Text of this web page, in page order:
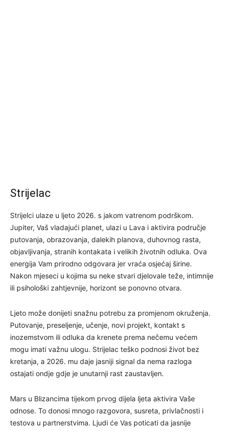
Strijelac
Strijelci ulaze u ljeto 2026. s jakom vatrenom podrškom.
Jupiter, Vaš vladajući planet, ulazi u Lava i aktivira područje
putovanja, obrazovanja, dalekih planova, duhovnog rasta,
objavljivanja, stranih kontakata i velikih životnih odluka. Ova
energija Vam prirodno odgovara jer vraća osjećaj širine.
Nakon mjeseci u kojima su neke stvari djelovale teže, intimnije
ili psihološki zahtjevnije, horizont se ponovno otvara.
Ljeto može donijeti snažnu potrebu za promjenom okruženja.
Putovanje, preseljenje, učenje, novi projekt, kontakt s
inozemstvom ili odluka da krenete prema nečemu većem
mogu imati važnu ulogu. Strijelac teško podnosi život bez
kretanja, a 2026. mu daje jasniji signal da nema razloga
ostajati ondje gdje je unutarnji rast zaustavljen.
Mars u Blizancima tijekom prvog dijela ljeta aktivira Vaše
odnose. To donosi mnogo razgovora, susreta, privlačnosti i
testova u partnerstvima. Ljudi će Vas poticati da jasnije